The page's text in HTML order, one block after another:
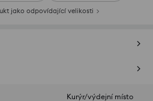
jako odpovídající velikosti
Kurýr/výdejní místo